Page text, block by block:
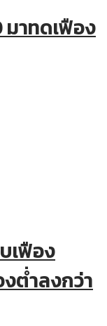
าทดเฟือง
เฟือง
งต่ำลงกว่า